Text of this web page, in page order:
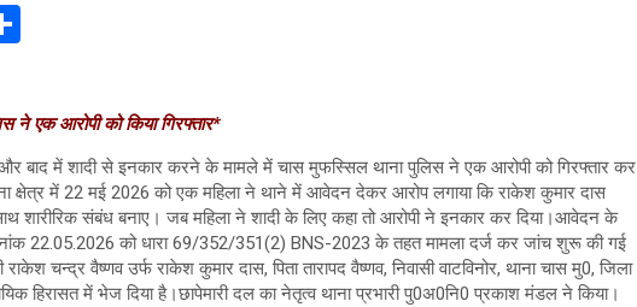
ar
e
ने एक आरोपी को किया गिरफ्तार*
और बाद में शादी से इनकार करने के मामले में चास मुफस्सिल थाना पुलिस ने एक आरोपी को गिरफ्तार कर
क्षेत्र में 22 मई 2026 को एक महिला ने थाने में आवेदन देकर आरोप लगाया कि राकेश कुमार दास
शारीरिक संबंध बनाए। जब महिला ने शादी के लिए कहा तो आरोपी ने इनकार कर दिया।आवेदन के
22.05.2026 को धारा 69/352/351(2) BNS-2023 के तहत मामला दर्ज कर जांच शुरू की गई
चन्द्र वैष्णव उर्फ राकेश कुमार दास, पिता तारापद वैष्णव, निवासी वाटविनोर, थाना चास मु0, जिला
हिरासत में भेज दिया है।छापेमारी दल का नेतृत्व थाना प्रभारी पु0अ0नि0 प्रकाश मंडल ने किया।